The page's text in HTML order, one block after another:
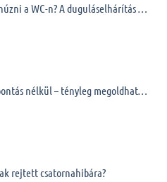
a WC-n? A duguláselhárítás …
nélkül – tényleg megoldhat…
rejtett csatornahibára?